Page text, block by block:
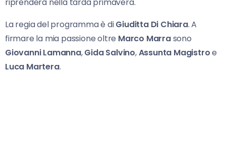
riprenderà nella tarda primavera.
La regia del programma è diGiuditta Di Chiara. A
firmare la mia passione oltre Marco Marrasono
Giovanni Lamanna,Gida Salvino,Assunta Magistroe
Luca Martera.